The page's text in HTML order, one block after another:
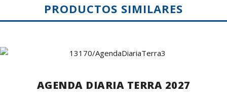
PRODUCTOS SIMILARES
AGENDA DIARIA TERRA 2027